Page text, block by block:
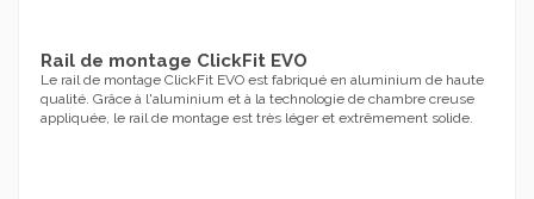
Rail de montage ClickFit EVO
Le rail de montage ClickFit EVO est fabriqué en aluminium de haute
qualité. Grâce à l'aluminium et à la technologie de chambre creuse
appliquée, le rail de montage est très léger et extrêmement solide.